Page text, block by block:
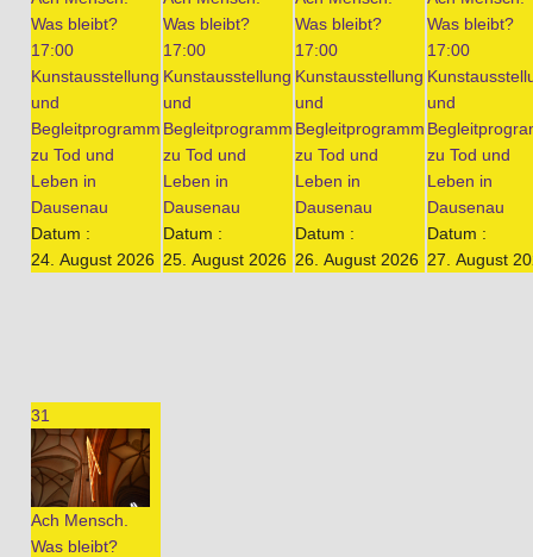
Was bleibt?
17:00
Kunstausstellung
und
Begleitprogramm
zu Tod und
Leben in
Dausenau
Datum :
24. August 2026
Was bleibt?
17:00
Kunstausstellung
und
Begleitprogramm
zu Tod und
Leben in
Dausenau
Datum :
25. August 2026
Was bleibt?
17:00
Kunstausstellung
und
Begleitprogramm
zu Tod und
Leben in
Dausenau
Datum :
26. August 2026
Was bleibt?
17:00
und
zu Tod und
Leben in
Dausenau
Datum :
27. August
31
Ach Mensch.
Was bleibt?